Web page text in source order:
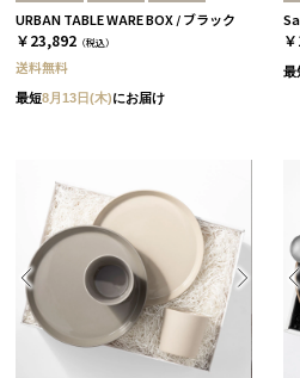
URBAN TABLE WARE BOX / ブラック
￥23,892 （税込）
送料無料
最短8月13日(木)にお届け
最